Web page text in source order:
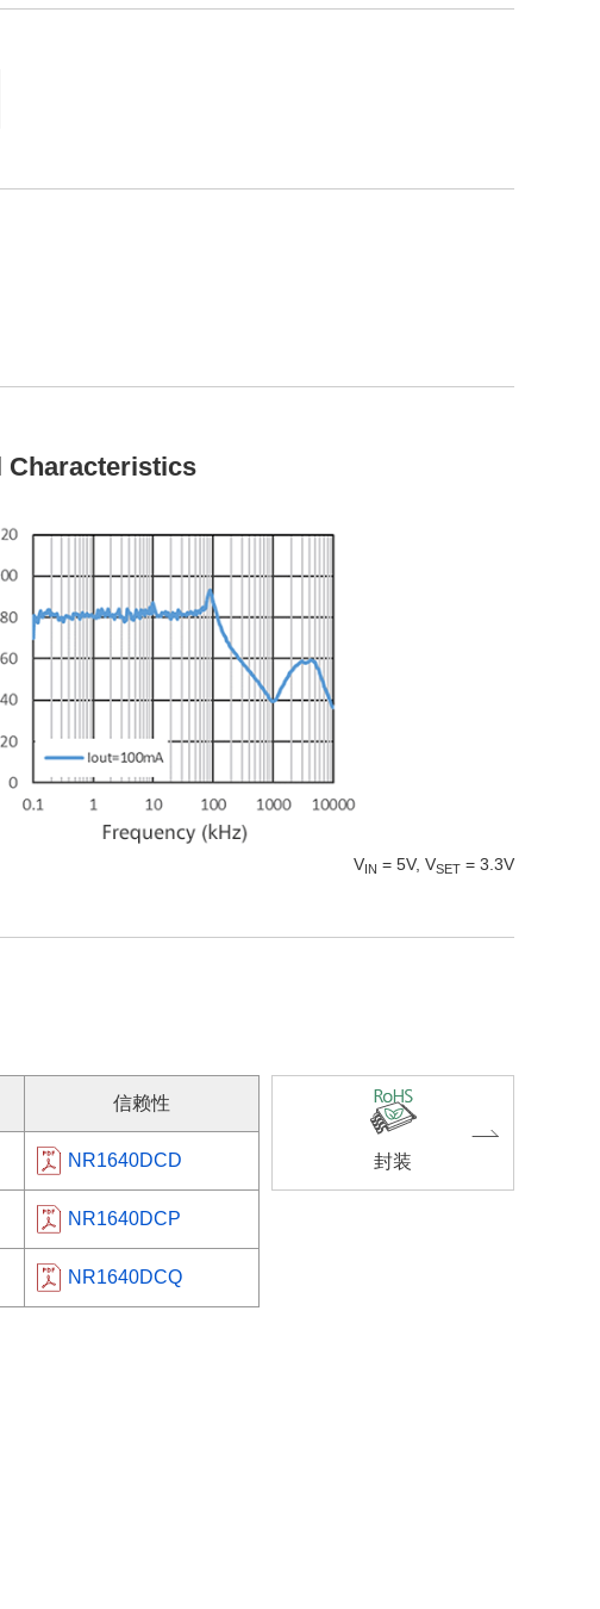
Characteristics
VIN = 5V, VSET = 3.3V
信赖性
NR1640DCD
NR1640DCP
NR1640DCQ
封装